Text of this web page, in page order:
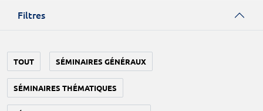
Filtres
TOUT SÉMINAIRES GÉNÉRAUX
SÉMINAIRES THÉMATIQUES